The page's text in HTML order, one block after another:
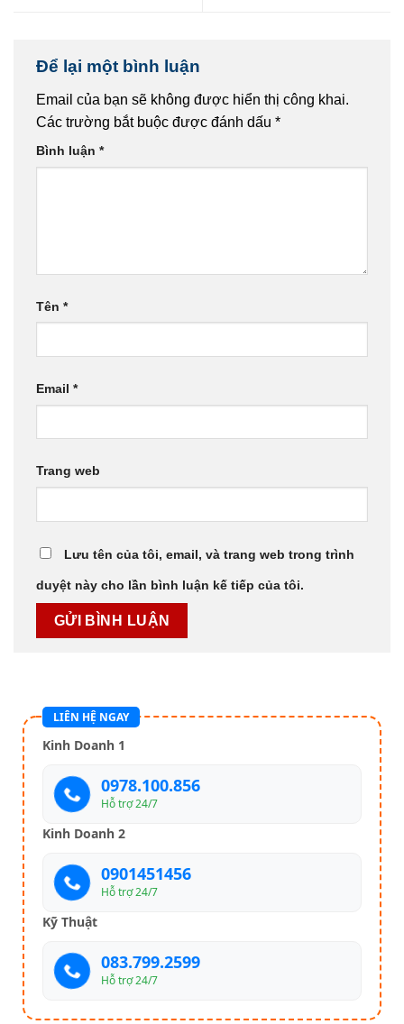
Để lại một bình luận
Email của bạn sẽ không được hiển thị công khai.
Các trường bắt buộc được đánh dấu *
Bình luận *
Tên *
Email *
Trang web
Lưu tên của tôi, email, và trang web trong trình
duyệt này cho lần bình luận kế tiếp của tôi.
LIÊN HỆ NGAY
Kinh Doanh 1
0978.100.856
Hỗ trợ 24/7
Kinh Doanh 2
0901451456
Hỗ trợ 24/7
Kỹ Thuật
083.799.2599
Hỗ trợ 24/7